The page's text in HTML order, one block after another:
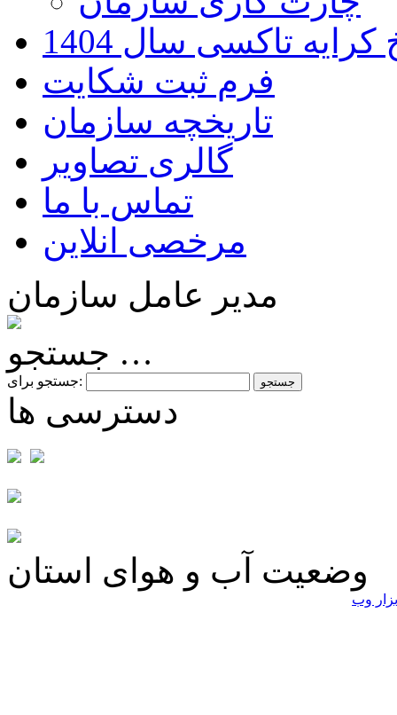
تاکسی سال 1404
فرم ثبت شکایت
تاریخچه سازمان
گالری تصاویر
تماس با ما
مرخصی انلاین
مدیر عامل سازمان
جستجو …
جستجو برای:
دسترسی ها
وضعیت آب و هوای استان